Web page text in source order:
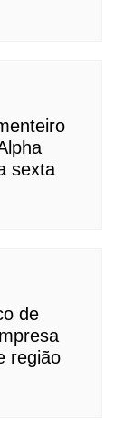
sexta
de
região